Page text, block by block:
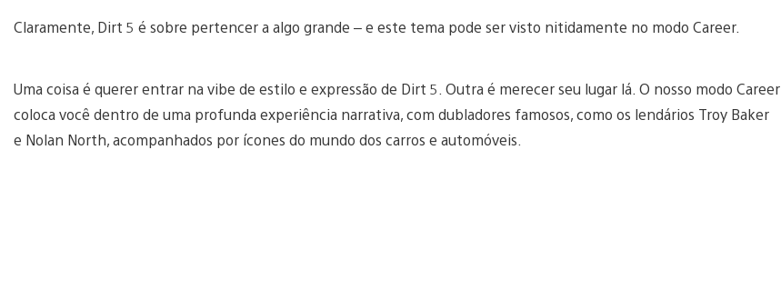
Claramente, Dirt 5 é sobre pertencer a algo grande – e este tema pode ser visto nitidamente no modo Career.
Uma coisa é querer entrar na vibe de estilo e expressão de Dirt 5. Outra é merecer seu lugar lá. O nosso modo Career
coloca você dentro de uma profunda experiência narrativa, com dubladores famosos, como os lendários Troy Baker
e Nolan North, acompanhados por ícones do mundo dos carros e automóveis.